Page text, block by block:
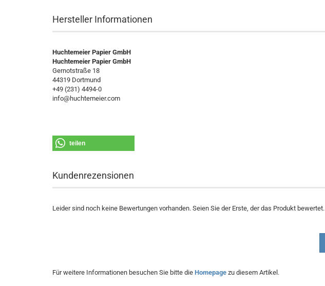
Hersteller Informationen
Huchtemeier Papier GmbH
Huchtemeier Papier GmbH
Gernotstraße 18
44319 Dortmund
+49 (231) 4494-0
info@huchtemeier.com
teilen
Kundenrezensionen
Leider sind noch keine Bewertungen vorhanden. Seien Sie der Erste, der das Produkt bewertet.
Für weitere Informationen besuchen Sie bitte die Homepage zu diesem Artikel.